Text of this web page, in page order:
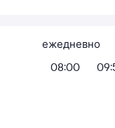
ежедневно
08:00